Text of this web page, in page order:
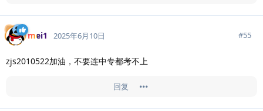
mei1 2025年6月10日 #55
zjs2010522加油，不要连中专都考不上
回复